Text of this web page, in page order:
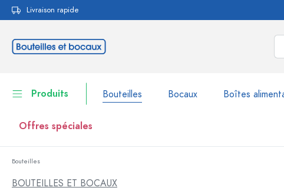
Passer à la navigation principale
Livraison rapide
Produits Bouteilles Bocaux Boîtes
Offres spéciales
Bouteilles
BOUTEILLES ET BOCAUX